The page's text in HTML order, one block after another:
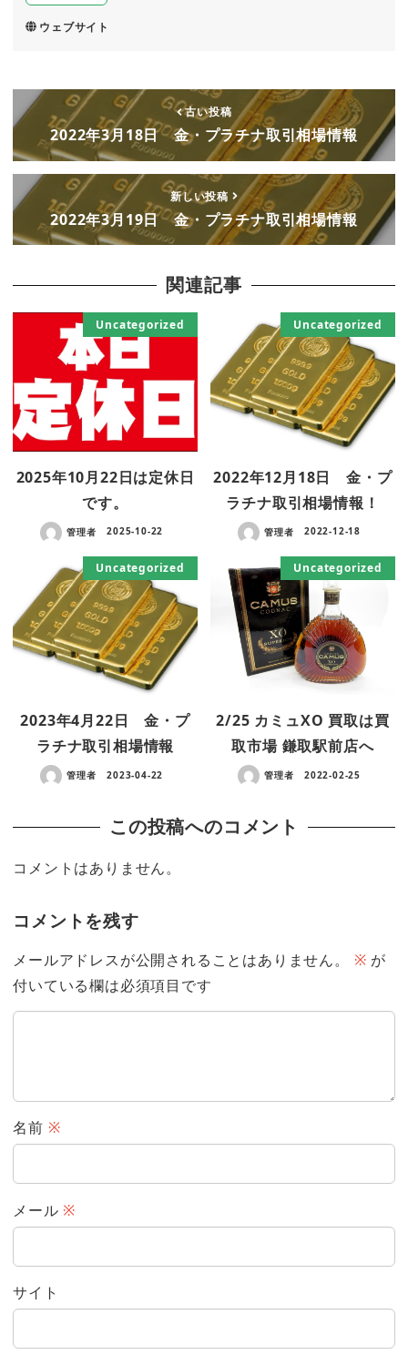
ウェブサイト
古い投稿
2022年3月18日 金・プラチナ取引相場情報
新しい投稿
2022年3月19日 金・プラチナ取引相場情報
関連記事
Uncategorized
2025年10月22日は定休日
です。
管理者 2025-10-22
Uncategorized
2022年12月18日 金・プ
ラチナ取引相場情報！
管理者 2022-12-18
Uncategorized
2023年4月22日 金・プ
ラチナ取引相場情報
管理者 2023-04-22
Uncategorized
2/25 カミュXO 買取は買
取市場 鎌取駅前店へ
管理者 2022-02-25
この投稿へのコメント
コメントはありません。
コメントを残す
メールアドレスが公開されることはありません。 ※ が
付いている欄は必須項目です
名前 ※
メール ※
サイト